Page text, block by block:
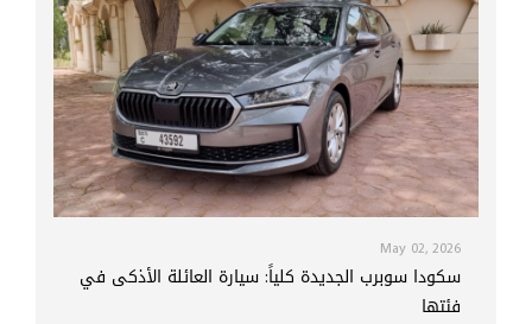
May 02, 2026
سكودا سوبرب الجديدة كلياً: سيارة العائلة الأذكى في
فئتها